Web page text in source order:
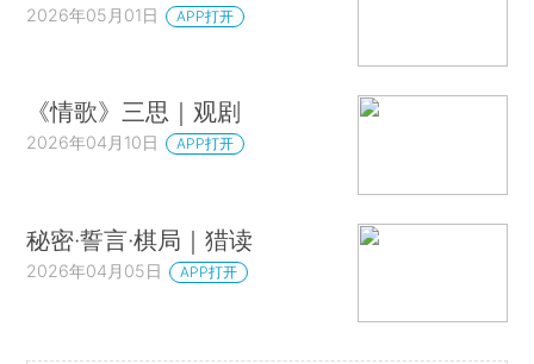
2026年05月01日 APP打开
《情歌》三思｜观剧
2026年04月10日 APP打开
秘密·誓言·棋局｜猎读
2026年04月05日 APP打开